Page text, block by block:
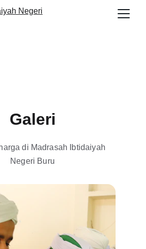
Galeri
di Madrasah Ibtidaiyah
Negeri Buru